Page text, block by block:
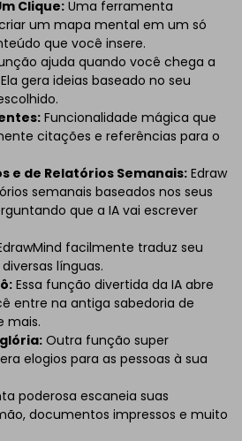
Clique: Uma ferramenta
um mapa mental em um só
que você insere.
ajuda quando você chega a
gera ideias baseado no seu
Funcionalidade mágica que
citações e referências para o
e de Relatórios Semanais: Edraw
semanais baseados nos seus
que a IA vai escrever
facilmente traduz seu
línguas.
Essa função divertida da IA abre
entre na antiga sabedoria de
mais.
Outra função super
elogios para as pessoas à sua
poderosa escaneia suas
documentos impressos e muito